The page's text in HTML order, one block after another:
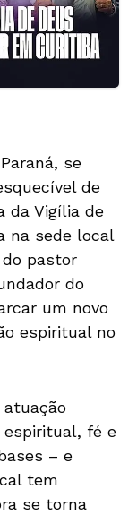
se
de
da Vigília de
na sede local
do pastor
do
um novo
espiritual no
espiritual, fé e
– e
tem
se torna